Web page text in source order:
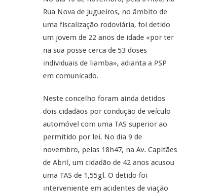
Rua Nova de Jugueiros, no âmbito de
uma fiscalização rodoviária, foi detido
um jovem de 22 anos de idade «por ter
na sua posse cerca de 53 doses
individuais de liamba», adianta a PSP
em comunicado.
Neste concelho foram ainda detidos
dois cidadãos por condução de veículo
automóvel com uma TAS superior ao
permitido por lei. No dia 9 de
novembro, pelas 18h47, na Av. Capitães
de Abril, um cidadão de 42 anos acusou
uma TAS de 1,55gl. O detido foi
interveniente em acidentes de viação